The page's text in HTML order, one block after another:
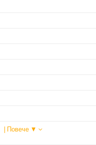
| Повече ▼